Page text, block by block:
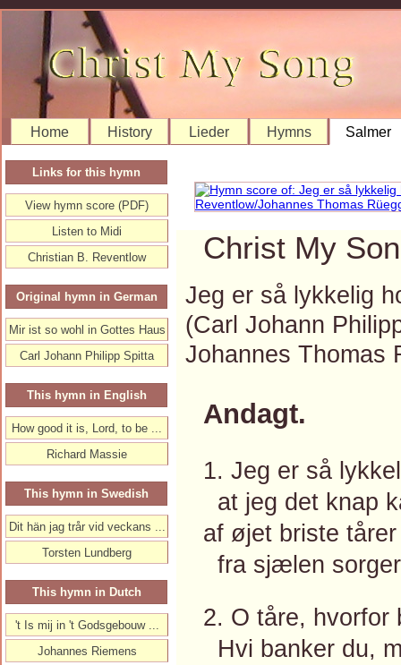
Home History Lieder Hymns Salmer
Christ My
Jeg er så lykkelig
(Carl Johann
Johannes Thomas
Andagt.
1. Jeg er så
at jeg det knap
af øjet briste
fra sjælen
2. O tåre, hvorfor
Hvi banker du,
Links for this hymn
View hymn score (PDF)
Listen to Midi
Christian B. Reventlow
Original hymn in German
Mir ist so wohl in Gottes Haus
Carl Johann Philipp Spitta
This hymn in English
How good it is, Lord, to be ...
Richard Massie
This hymn in Swedish
Dit hän jag trår vid veckans ...
Torsten Lundberg
This hymn in Dutch
't Is mij in 't Godsgebouw ...
Johannes Riemens